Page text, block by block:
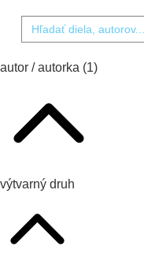
autor / autorka (1)
výtvarný druh